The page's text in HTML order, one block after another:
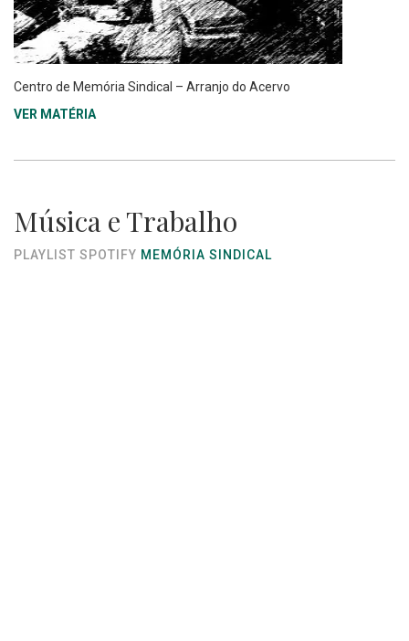
Centro de Memória Sindical – Arranjo do Acervo
VER MATÉRIA
Música e Trabalho
PLAYLIST SPOTIFY MEMÓRIA SINDICAL